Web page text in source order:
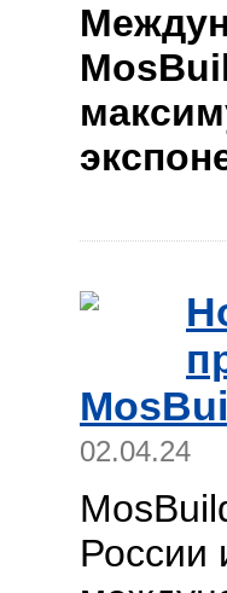
02.04.24
России